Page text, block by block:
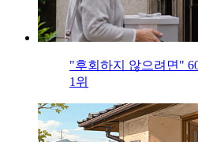
"후회하지 않으려면"
1위